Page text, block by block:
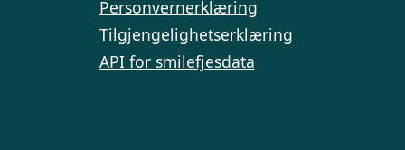
Personvernerklæring
Tilgjengelighetserklæring
API for smilefjesdata